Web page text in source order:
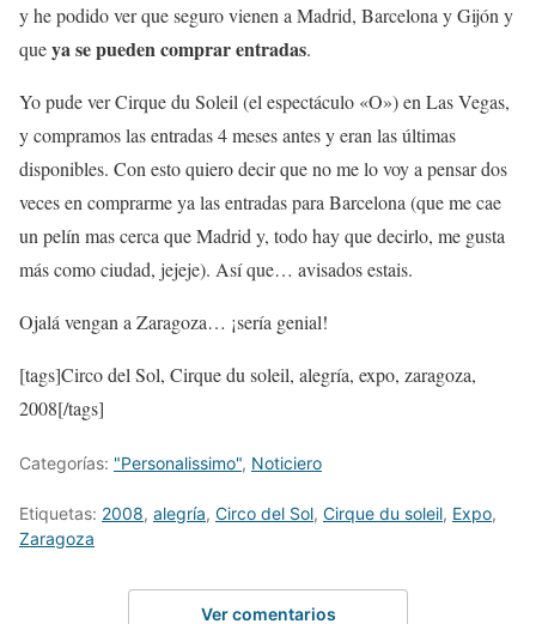
y he podido ver que seguro vienen a Madrid, Barcelona y Gijón y
queya se pueden comprar entradas.
Yo pude ver Cirque du Soleil (el espectáculo «O») en Las Vegas,
y compramos las entradas 4 meses antes y eran las últimas
disponibles. Con esto quiero decir que no me lo voy a pensar dos
veces en comprarme ya las entradas para Barcelona (que me cae
un pelín mas cerca que Madrid y, todo hay que decirlo, me gusta
más como ciudad, jejeje). Así que… avisados estais.
Ojalá vengan a Zaragoza… ¡sería genial!
[tags]Circo del Sol, Cirque du soleil, alegría, expo, zaragoza,
2008[/tags]
Categorías: "Personalissimo", Noticiero
Etiquetas: 2008, alegría, Circo del Sol, Cirque du soleil, Expo,
Zaragoza
Ver comentarios